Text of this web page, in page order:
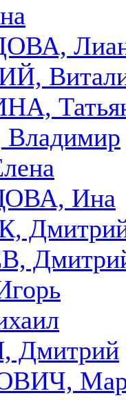
Ина
Дмитрий